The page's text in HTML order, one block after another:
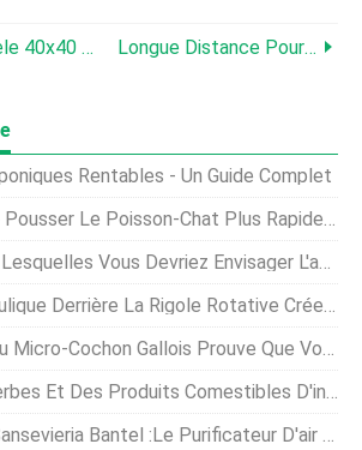
Galiboff - Modèle 40x40 Mm - Technologie D'extrusion De Polymères De Bois Longue Distance Pour Les Remorques À Courroie Continue
Rentables - Un Guide Complet
Le Poisson-Chat Plus Rapidement Guide D'information
Vous Devriez Envisager L'apiculture
La Rigole Rotative Crée Des Fossés Parfaits En Un Seul Passage
Prouve Que Vous Ne Devriez Pas Avoir De Micro-Cochon De Compagnie
Produits Comestibles D'intérieur - Un Guide Complet
Bantel :le Purificateur D'air Éblouissant